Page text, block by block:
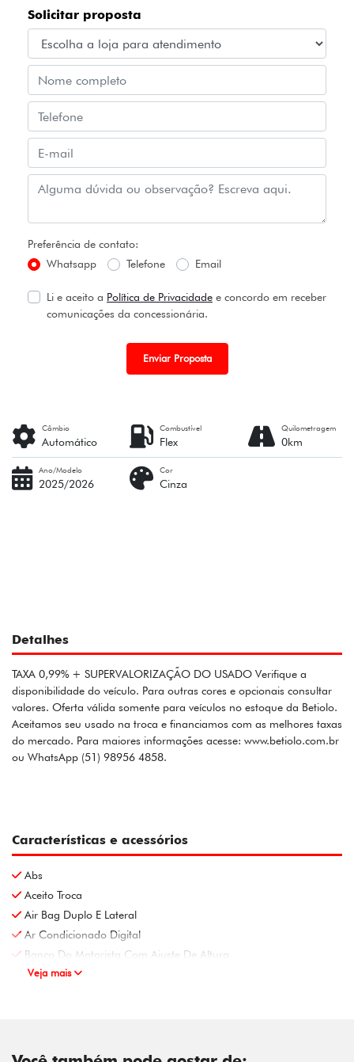
Solicitar proposta
Preferência de contato:
Whatsapp
Telefone Email
Li e aceito a Política de Privacidade e concordo em receber
comunicações da concessionária.
Enviar Proposta
Câmbio
Automático
Combustível
Flex
Quilometragem
0km
Ano/Modelo
2025/2026
Cor
Cinza
Detalhes
TAXA 0,99% + SUPERVALORIZAÇÃO DO USADO Verifique a
disponibilidade do veículo. Para outras cores e opcionais consultar
valores. Oferta válida somente para veículos no estoque da Betiolo.
Aceitamos seu usado na troca e financiamos com as melhores taxas
do mercado. Para maiores informações acesse: www.betiolo.com.br
ou WhatsApp (51) 98956 4858.
Características e acessórios
Abs
Aceito Troca
Air Bag Duplo E Lateral
Ar Condicionado Digital
Banco Do Motorista Com Ajuste De Altura
Veja mais